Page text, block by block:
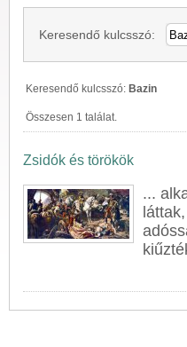
Keresendő kulcsszó:
Keresendő kulcsszó: Bazin
Összesen 1 találat.
Zsidók és törökök
...